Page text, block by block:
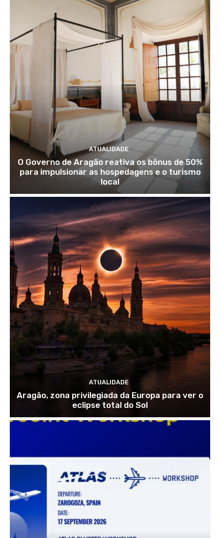
ATUALIDADE
O Governo de Aragão reativa os bônus de 50%
para impulsionar as hospedagens e o turismo
local
ATUALIDADE
Aragão, zona privilegiada da Europa para ver o
eclipse total do Sol